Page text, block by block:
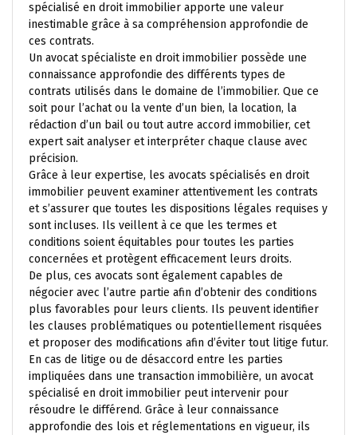
spécialisé en droit immobilier apporte une valeur
inestimable grâce à sa compréhension approfondie de
ces contrats.
Un avocat spécialiste en droit immobilier possède une
connaissance approfondie des différents types de
contrats utilisés dans le domaine de l’immobilier. Que ce
soit pour l’achat ou la vente d’un bien, la location, la
rédaction d’un bail ou tout autre accord immobilier, cet
expert sait analyser et interpréter chaque clause avec
précision.
Grâce à leur expertise, les avocats spécialisés en droit
immobilier peuvent examiner attentivement les contrats
et s’assurer que toutes les dispositions légales requises y
sont incluses. Ils veillent à ce que les termes et
conditions soient équitables pour toutes les parties
concernées et protègent efficacement leurs droits.
De plus, ces avocats sont également capables de
négocier avec l’autre partie afin d’obtenir des conditions
plus favorables pour leurs clients. Ils peuvent identifier
les clauses problématiques ou potentiellement risquées
et proposer des modifications afin d’éviter tout litige futur.
En cas de litige ou de désaccord entre les parties
impliquées dans une transaction immobilière, un avocat
spécialisé en droit immobilier peut intervenir pour
résoudre le différend. Grâce à leur connaissance
approfondie des lois et réglementations en vigueur, ils